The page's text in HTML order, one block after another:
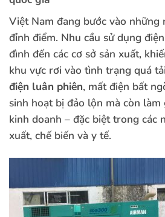
Việt Nam đang bước vào những
đỉnh điểm. Nhu cầu sử dụng
đình đến các cơ sở sản xuất,
khu vực rơi vào tình trạng quá
điện luân phiên, mất điện bất
sinh hoạt bị đảo lộn mà còn
kinh doanh – đặc biệt trong các
xuất, chế biến và y tế.